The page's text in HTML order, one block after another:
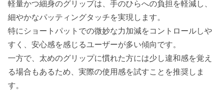
軽量かつ細身のグリップは、手のひらへの負担を軽減し、
細やかなパッティングタッチを実現します。
特にショートパットでの微妙な力加減をコントロールしや
すく、安心感を感じるユーザーが多い傾向です。
一方で、太めのグリップに慣れた方には少し違和感を覚え
る場合もあるため、実際の使用感を試すことを推奨しま
す。